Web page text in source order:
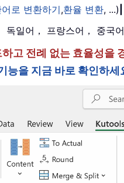
어로 변환하기,환율 변환, ...)
일어， 프랑스어， 중국
고 전례 없는 효율성을
능을 지금 바로 확인하세